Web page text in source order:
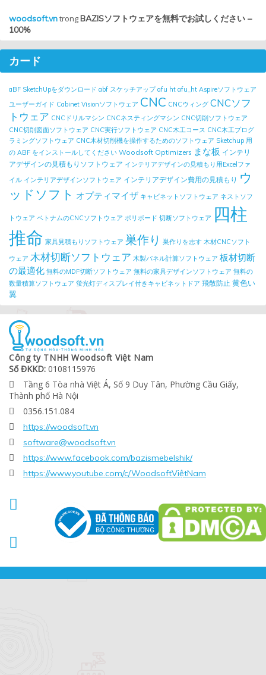
woodsoft.vntrongBAZISソフトウェアを無料でお試しください –
100%
カード
aBF SketchUpをダウンロード abf スケッチアップ afu ht afu_ht Aspireソフトウェア
ユーザーガイド Cabinet Visionソフトウェア CNC CNCウィング CNCソフ
トウェア CNCドリルマシン CNCネスティングマシン CNC切削ソフトウェア
CNC切削図面ソフトウェア CNC実行ソフトウェア CNC木工コース CNC木工プログ
ラミングソフトウェア CNC木材切削機を操作するためのソフトウェア Sketchup 用
の ABF をインストールしてください Woodsoft Optimizers まな板 インテリ
アデザインの見積もりソフトウェア インテリアデザインの見積もり用Excelファ
イル インテリアデザインソフトウェア インテリアデザイン費用の見積もり ウ
ッドソフト オプティマイザ キャビネットソフトウェア ネストソフ
トウェア ベトナムのCNCソフトウェア ポリボード 切断ソフトウェア 四柱
推命 家具見積もりソフトウェア 巣作り 巣作りを志す 木材CNCソフト
ウェア 木材切断ソフトウェア 木製パネル計算ソフトウェア 板材切断
の最適化 無料のMDF切断ソフトウェア 無料の家具デザインソフトウェア 無料の
数量積算ソフトウェア 蛍光灯ディスプレイ付きキャビネットドア 飛散防止 黄色い
翼
Công ty TNHH Woodsoft Việt Nam
Số ĐKKD: 0108115976

Tầng 6 Tòa nhà Việt Á, Số 9 Duy Tân, Phường Cầu Giấy,
Thành phố Hà Nội
 0356.151.084
 https://woodsoft.vn
 software@woodsoft.vn
 https://www.facebook.com/bazismebelshik/
 https://www.youtube.com/c/WoodsoftViệtNam

